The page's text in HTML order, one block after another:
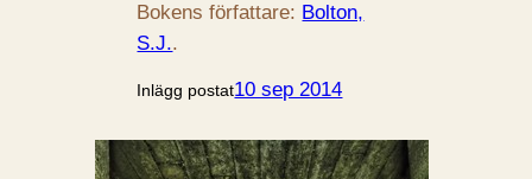
Bokens författare: Bolton,
S.J..
Inlägg postat10 sep 2014